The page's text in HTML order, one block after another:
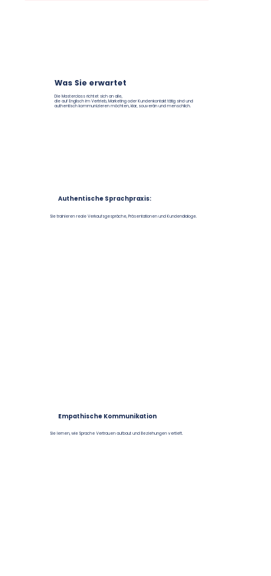
Was Sie erwartet
Die Masterclass richtet sich an alle,
die auf Englisch im Vertrieb, Marketing oder Kundenkontakt tätig sind und
authentisch kommunizieren möchten, klar, souverän und menschlich.
Authentische Sprachpraxis:
Sie trainieren reale Verkaufsgespräche, Präsentationen und Kundendialoge.
Empathische Kommunikation
Sie lernen, wie Sprache Vertrauen aufbaut und Beziehungen vertieft.